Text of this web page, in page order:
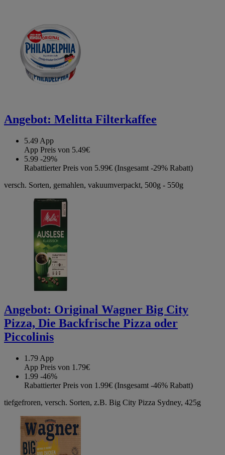
Angebot: Melitta Filterkaffee
5.49 App
App Preis von 5.49€
5.99 -29%
Rabattierter Preis von 5.99€ (Insgesamt -29% Rabatt)
versch. Sorten, gemahlen, vakuumverpackt, 500g - 550g
Angebot: Original Wagner Big City
Pizza, Die Backfrische Pizza oder
Piccolinis
1.79 App
App Preis von 1.79€
1.99 -46%
Rabattierter Preis von 1.99€ (Insgesamt -46% Rabatt)
tiefgefroren, versch. Sorten, z.B. Big City Pizza Sydney, 425g